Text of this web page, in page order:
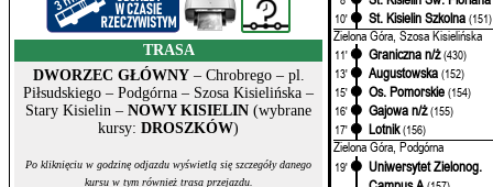
TRASA
DWORZEC GŁÓWNY– Chrobrego – pl.
Piłsudskiego – Podgórna – Szosa Kisielińska –
Stary Kisielin – NOWY KISIELIN (wybrane
kursy: DROSZKÓW)
Po kliknięciu w godzinę odjazdu wyświetlą się szczegóły danego
kursu w tym również trasa przejazdu.
10' St. Kisielin Szkolna (151)
Zielona Góra, Szosa Kisielińska
11' Graniczna n/ż (430)
13'
Augustowska (152)
15'
Os. Pomorskie (154)
16'
Gajowa n/ż (155)
17'
Lotnik (156)
Zielona Góra, Podgórna
19'
Uniwersytet Zielonog.